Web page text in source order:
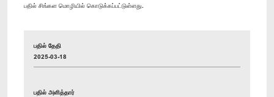
பதில் சிங்கள மொழியில் கொடுக்கப்பட்டுள்ளது.
பதில் தேதி
2025-03-18
பதில் அளித்தார்